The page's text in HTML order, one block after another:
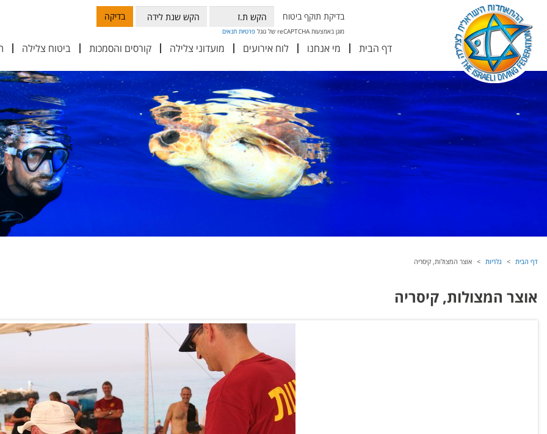
בדיקת תוקף ביטוח בדיקה
מוגן באמצעות reCAPTCHA של גוגל פרטיות תנאים
דף הבית מי אנחנו לוח אירועים מועדוני צלילה קורסים והסמכות ביטוח צלילה
דף הבית גלריות אוצר המצולות, קיסריה
אוצר המצולות, קיסריה